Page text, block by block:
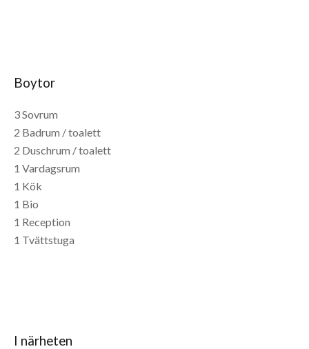
Boytor
3 Sovrum
2 Badrum / toalett
2 Duschrum / toalett
1 Vardagsrum
1 Kök
1 Bio
1 Reception
1 Tvättstuga
I närheten